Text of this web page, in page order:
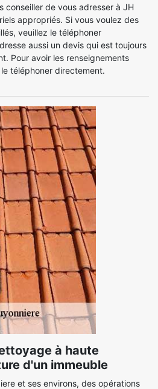
conseiller de vous adresser à JH
appropriés. Si vous voulez des
veuillez le téléphoner
aussi un devis qui est toujours
Pour avoir les renseignements
téléphoner directement.
à haute
d'un immeuble
et ses environs, des opérations